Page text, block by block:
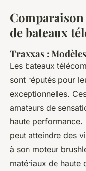
de bateaux
Traxxas :
Les bateaux
sont réputés pour
exceptionnelles.
amateurs de
haute performance.
peut atteindre des
à son moteur
matériaux de haute